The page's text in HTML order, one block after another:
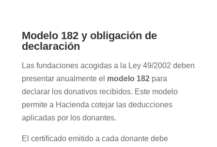
Modelo 182 y obligación de
declaración
Las fundaciones acogidas a la Ley 49/2002 deben
presentar anualmente el modelo 182para
declarar los donativos recibidos. Este modelo
permite a Hacienda cotejar las deducciones
aplicadas por los donantes.
El certificado emitido a cada donante debe